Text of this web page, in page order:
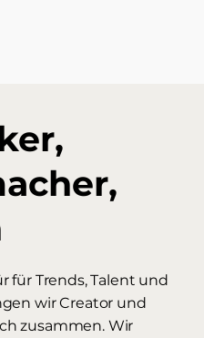
für Trends, Talent und
wir Creator und
zusammen. Wir